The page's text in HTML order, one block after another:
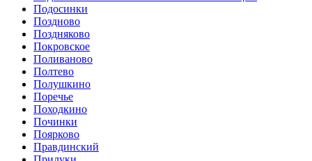
Подосинки
Поздново
Поздняково
Покровское
Поливаново
Полтево
Полушкино
Поречье
Походкино
Починки
Поярково
Правдинский